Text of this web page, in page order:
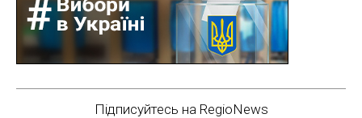
Підписуйтесь на RegioNews